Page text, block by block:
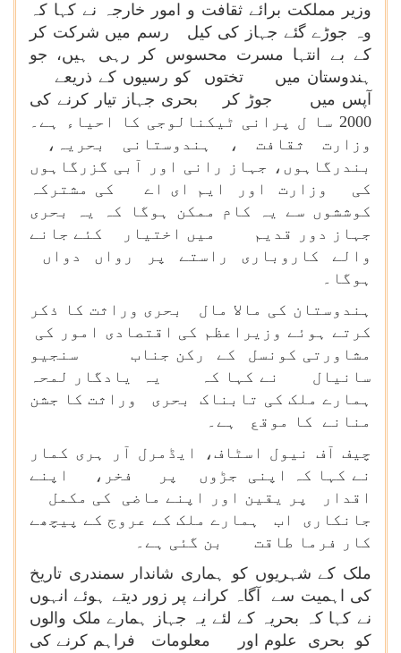
وزیر مملکت برائے ثقافت و امور خارجہ نے کہا کہ
وہ جوڑے گئے جہاز کی کیل رسم میں شرکت کر
کے بے انتہا مسرت محسوس کر رہی ہیں، جو
ہندوستان میں تختوں کو رسیوں کے ذریعے
آپس میں جوڑ کر بحری جہاز تیار کرنے کی
2000 سا ل پرانی ٹیکنالوجی کا احیاء ہے۔
وزارت ثقافت ، ہندوستانی بحریہ،
بندرگاہوں، جہاز رانی اور آبی گزرگاہوں
کی وزارت اور ایم ای اے کی مشترکہ
کوششوں سے یہ کام ممکن ہوگا کہ یہ بحری
جہاز دور قدیم میں اختیار کئے جانے
والے کاروباری راستے پر رواں دواں
ہوگا۔
ہندوستان کی مالا مال بحری وراثت کا ذکر
کرتے ہوئے وزیراعظم کی اقتصادی امور کی
مشاورتی کونسل کے رکن جناب سنجیو
سانیال نے کہا کہ یہ یادگار لمحہ
ہمارے ملک کی تابناک بحری وراثت کا جشن
منانے کا موقع ہے۔
چیف آف نیول اسٹاف، ایڈمرل آر ہری کمار
نے کہا کہ اپنی جڑوں پر فخر، اپنے
اقدار پر یقین اور اپنے ماضی کی مکمل
جانکاری اب ہمارے ملک کے عروج کے پیچھے
کار فرما طاقت بن گئی ہے۔
ملک کے شہریوں کو ہماری شاندار سمندری تاریخ
کی اہمیت سے آگاہ کرانے پر زور دیتے ہوئے انہوں
نے کہا کہ بحریہ کے لئے یہ جہاز ہمارے ملک والوں
کو بحری علوم اور معلومات فراہم کرنے کی